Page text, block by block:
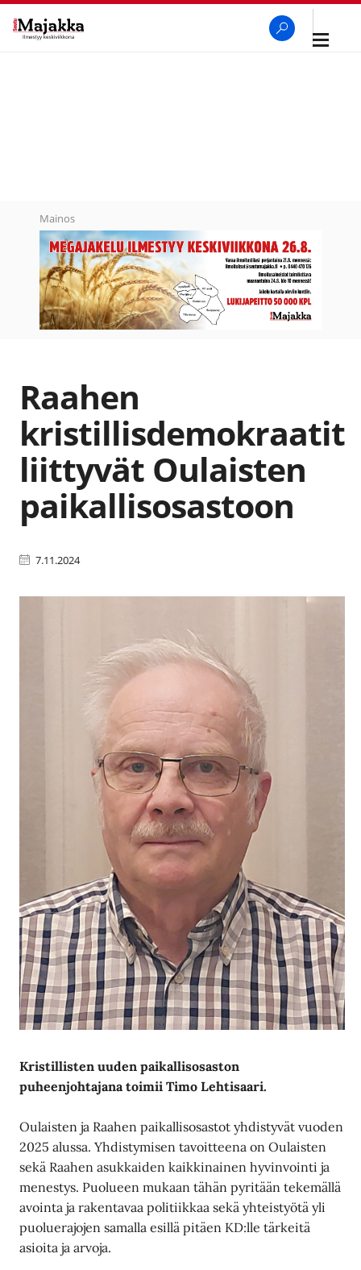
Avaa
Mainos
Raahen
kristillisdemokraatit
liittyvät Oulaisten
paikallisosastoon
7.11.2024
Kristillisten uuden paikallisosaston
puheenjohtajana toimii Timo Lehtisaari.
Oulaisten ja Raahen paikallisosastot yhdistyvät vuoden
2025 alussa. Yhdistymisen tavoitteena on Oulaisten
sekä Raahen asukkaiden kaikkinainen hyvinvointi ja
menestys. Puolueen mukaan tähän pyritään tekemällä
avointa ja rakentavaa politiikkaa sekä yhteistyötä yli
puoluerajojen samalla esillä pitäen KD:lle tärkeitä
asioita ja arvoja.